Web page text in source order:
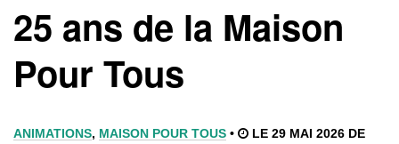
25 ans de la Maison
Pour Tous
ANIMATIONS, MAISON POUR TOUS •
LE 29 MAI 2026 DE